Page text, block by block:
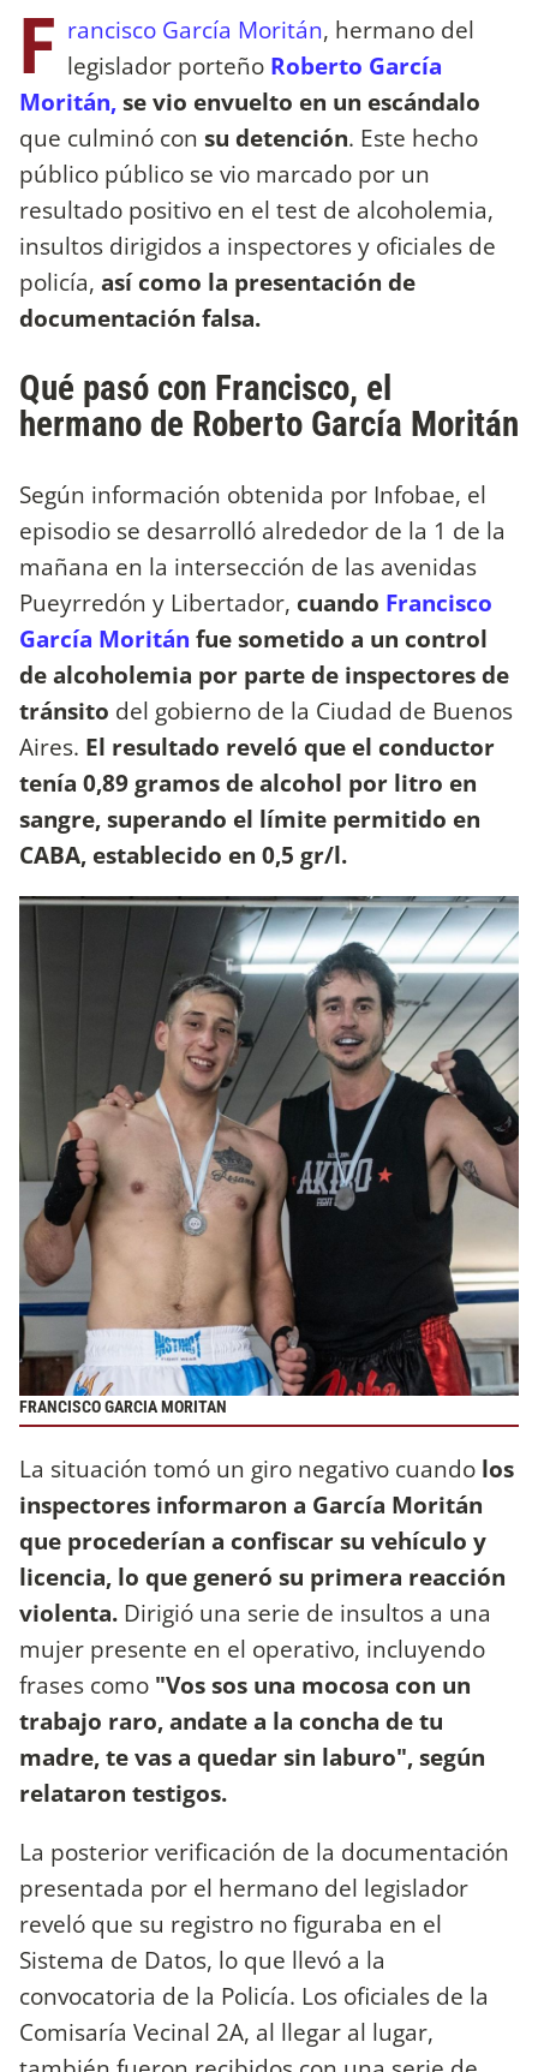
F rancisco García Moritán, hermano del
legislador porteño Roberto García
Moritán,se vio envuelto en un escándalo
que culminó con su detención. Este hecho
público público se vio marcado por un
resultado positivo en el test de alcoholemia,
insultos dirigidos a inspectores y oficiales de
policía, así como la presentación de
documentación falsa.
Qué pasó con Francisco, el
hermano de Roberto García Moritán
Según información obtenida por Infobae, el
episodio se desarrolló alrededor de la 1 de la
mañana en la intersección de las avenidas
Pueyrredón y Libertador, cuando Francisco
García Moritán fue sometido a un control
de alcoholemia por parte de inspectores de
tránsito del gobierno de la Ciudad de Buenos
Aires. El resultado reveló que el conductor
tenía 0,89 gramos de alcohol por litro en
sangre, superando el límite permitido en
CABA, establecido en 0,5 gr/l.
FRANCISCO GARCIA MORITAN
La situación tomó un giro negativo cuando los
inspectores informaron a García Moritán
que procederían a confiscar su vehículo y
licencia, lo que generó su primera reacción
violenta. Dirigió una serie de insultos a una
mujer presente en el operativo, incluyendo
frases como "Vos sos una mocosa con un
trabajo raro, andate a la concha de tu
madre, te vas a quedar sin laburo", según
relataron testigos.
La posterior verificación de la documentación
presentada por el hermano del legislador
reveló que su registro no figuraba en el
Sistema de Datos, lo que llevó a la
convocatoria de la Policía. Los oficiales de la
Comisaría Vecinal 2A, al llegar al lugar,